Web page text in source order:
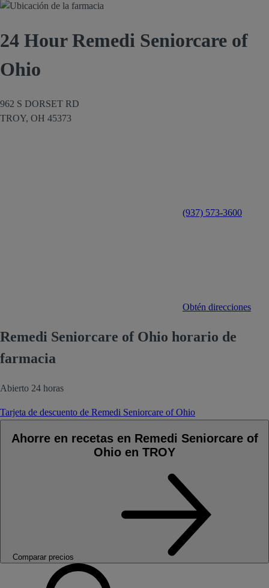
24 Hour Remedi Seniorcare of
Ohio
962 S DORSET RD
TROY, OH 45373
(937) 573-3600
Obtén direcciones
Remedi Seniorcare of Ohio horario de
farmacia
Abierto 24 horas
Tarjeta de descuento de Remedi Seniorcare of Ohio
Ahorre en recetas en Remedi Seniorcare of
Ohio en TROY
Comparar precios